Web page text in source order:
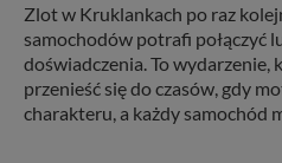
Zlot w Kruklankach po raz
samochodów potrafi połączyć
doświadczenia. To wydarzenie,
przenieść się do czasów, gdy
charakteru, a każdy samochód